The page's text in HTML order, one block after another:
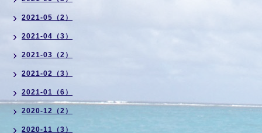
2021-05（2）
2021-04（3）
2021-03（2）
2021-02（3）
2021-01（6）
2020-12（2）
2020-11（3）